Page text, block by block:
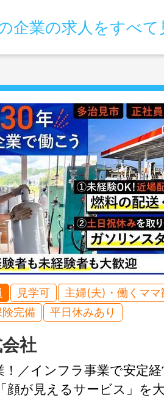
企業の求人をすべて
見学可
主婦(夫)・働くママ
完備
平日休みあり
社
！／インフラ事業で安定
顔が見えるサービス」を